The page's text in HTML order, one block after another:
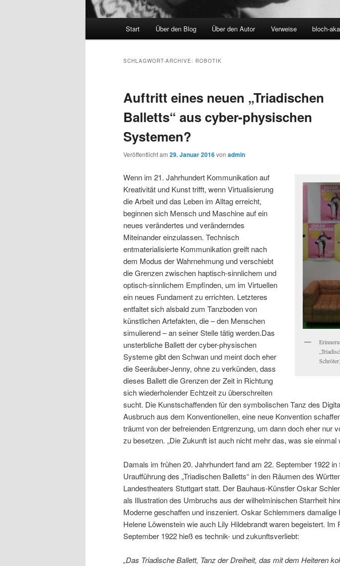
Start Über den Blog Über den Autor Verweise bloch-
SCHLAGWORT-ARCHIVE: ROBOTIK
Auftritt eines neuen „Triadischen
Balletts“ aus cyber-physischen
Systemen?
Veröffentlicht am 29. Januar 2016von admin
Wenn im 21. Jahrhundert Kommunikation auf
Kreativität und Kunst trifft, wenn Virtualisierung
die Arbeit und das Leben im Alltag erreicht,
beginnen sich Mensch und Maschine auf ein
neues verändertes und veränderndes
Miteinander einzulassen. Technisch
entmaterialisierte Kommunikation greift nach
dem Modus der Wahrnehmung und verschiebt
die Grenzen zwischen haptisch-sinnlichem und
optisch-sinnlichem Empfinden, um im Virtuellen
ein neues Fundament zu errichten. Letzteres
entfaltet sich alsbald zum Tanzboden von
künstlichen Artefakten, die – den Menschen
simulierend – an seiner Stelle tätig werden.Das
unsterbliche Ballett der cyber-physischen
Systeme gibt den Schwan und meint doch eher
die Seeräuber-Jenny, ohne zu verkünden, dass
dieses Ballett die Grenzen der Zeit in Richtung
sich wiederholender Echtzeit zu überschreiten
sucht. Die Kunstschaffenden für den symbolischen Tanz des
Ausbruch aus dem Konventionellen, eine neue Konvention
träumt von der befreienden Entgrenzung, um dann doch eher nur
zu besetzen. „Die Zukunft ist auch nicht mehr das, was sie einmal
Damals im frühen 20. Jahrhundert fand am 22. September 1922 in
Uraufführung des „Triadischen Balletts“ in den Räumen des
Landestheaters Stuttgart statt. Der Bauhaus-Künstler Oskar
als Illustration des Umbruchs aus der wilhelminischen Starrheit
Moderne geschaffen und inszeniert. Oskar Schlemmers damalige
Helene Löwenstein wie auch Lily Hildebrandt waren begeistert. Im
September 1922 hieß es technik- und zukunftsverliebt:
„Das Triadische Ballett, Tanz der Dreiheit, das mit dem Heiteren